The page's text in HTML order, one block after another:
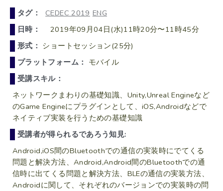
タグ： CEDEC 2019 ENG
日時：
2019年09月04日(水)11時20分〜11時45分
形式： ショートセッション(25分)
プラットフォーム： モバイル
受講スキル：
ネットワークまわりの基礎知識、Unity,Unreal Engineなど
のGame Engineにプラグインとして、iOS,Androidなどで
ネイティブ実装を行うための基礎知識
受講者が得られるであろう知見:
Android,iOS間のBluetoothでの通信の実装時にでてくる
問題と解決方法、Android,Android間のBluetoothでの通
信時に出てくる問題と解決方法、BLEの通信の実装方法、
Androidに関して、それぞれのバージョンでの実装時の問